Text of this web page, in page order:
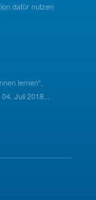
dafür nutzen
lernen“,
Juli 2018...